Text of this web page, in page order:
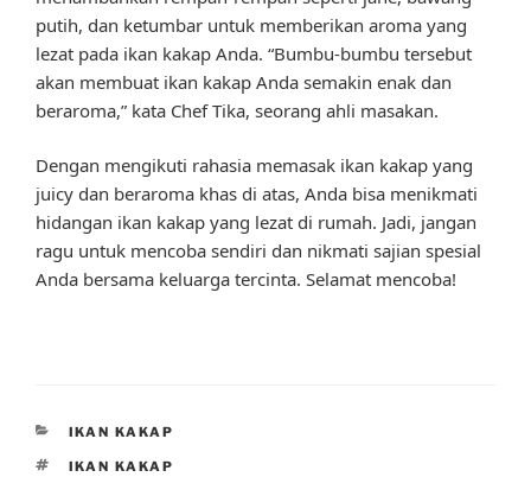
putih, dan ketumbar untuk memberikan aroma yang
lezat pada ikan kakap Anda. “Bumbu-bumbu tersebut
akan membuat ikan kakap Anda semakin enak dan
beraroma,” kata Chef Tika, seorang ahli masakan.
Dengan mengikuti rahasia memasak ikan kakap yang
juicy dan beraroma khas di atas, Anda bisa menikmati
hidangan ikan kakap yang lezat di rumah. Jadi, jangan
ragu untuk mencoba sendiri dan nikmati sajian spesial
Anda bersama keluarga tercinta. Selamat mencoba!
CATEGORIES
IKAN KAKAP
TAGS
IKAN KAKAP